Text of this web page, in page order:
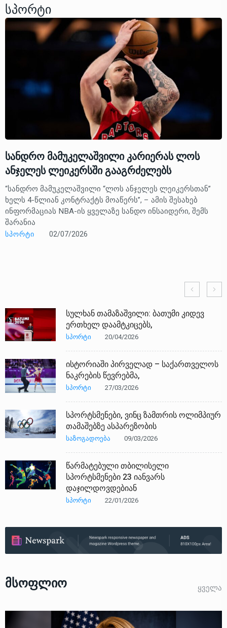
Სპორტი
სანდრო მამუკელაშვილი კარიერას ლოს
ანჯელეს ლეიკერსში გააგრძელებს
“სანდრო მამუკელაშვილი “ლოს ანჯელეს ლეიკერსთან”
ხელს 4-წლიან კონტრაქტს მოაწერს”, – ამის შესახებ
ინფორმაციას NBA-ის ყველაზე სანდო ინსაიდერი, შემს
შარანია
ᲡᲞᲝᲠᲢᲘ 02/07/2026
სულხან თამაზაშვილი: ბათუმი კიდევ
ერთხელ დაამტკიცებს,
ᲡᲞᲝᲠᲢᲘ 20/04/2026
ისტორიაში პირველად – საქართველოს
ნაკრების წევრებმა,
ᲡᲞᲝᲠᲢᲘ 27/03/2026
სპორტსმენები, ვინც ზამთრის ოლიმპიურ
თამაშებზე ასპარეზობის
ᲡᲐᲖᲝᲒᲐᲓᲝᲔᲑᲐ 09/03/2026
წარმატებული თბილისელი
სპორტსმენები 23 იანვარს
დაჯილდოვდებიან
ᲡᲞᲝᲠᲢᲘ 22/01/2026
Მსოფლიო ᲧᲕᲔᲚᲐ